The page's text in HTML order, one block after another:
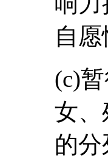
自愿
(c)
女、
的